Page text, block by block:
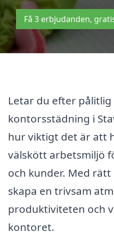
Få 3 erbjudanden,
Letar du efter
kontorsstädning i
hur viktigt det är att
välskött arbetsmiljö
och kunder. Med
skapa en trivsam
produktiviteten och
kontoret.